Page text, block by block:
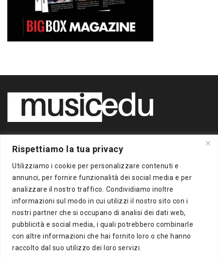
Rispettiamo la tua privacy
Utilizziamo i cookie per personalizzare contenuti e
annunci, per fornire funzionalità dei social media e per
analizzare il nostro traffico. Condividiamo inoltre
informazioni sul modo in cui utilizzi il nostro sito con i
nostri partner che si occupano di analisi dei dati web,
pubblicità e social media, i quali potrebbero combinarle
con altre informazioni che hai fornito loro o che hanno
raccolto dal suo utilizzo dei loro servizi.
di Piero Chianura
P.IVA 12412930963
Tutti i diritti riservati
Musiceduè un supplemento online della freepress BigBox
Autorizzazione presso il Tribunale di Milano n.383 del
16/10/2012